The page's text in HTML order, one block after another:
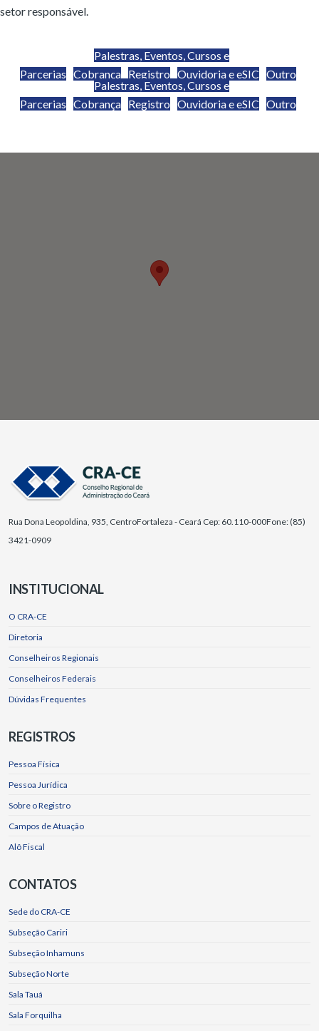
setor responsável.
Palestras, Eventos, Cursos e
Parcerias Cobrança Registro Ouvidoria e eSIC Outro
Palestras, Eventos, Cursos e
Parcerias Cobrança Registro Ouvidoria e eSIC Outro
Rua Dona Leopoldina, 935, CentroFortaleza - Ceará Cep: 60.110-000Fone: (85)
3421-0909
INSTITUCIONAL
O CRA-CE
Diretoria
Conselheiros Regionais
Conselheiros Federais
Dúvidas Frequentes
REGISTROS
Pessoa Física
Pessoa Jurídica
Sobre o Registro
Campos de Atuação
Alô Fiscal
CONTATOS
Sede do CRA-CE
Subseção Cariri
Subseção Inhamuns
Subseção Norte
Sala Tauá
Sala Forquilha